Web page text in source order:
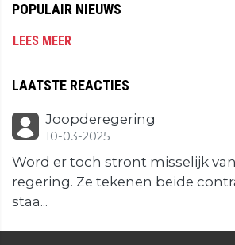
POPULAIR NIEUWS
LEES MEER
LAATSTE REACTIES
Joopderegering
10-03-2025
Word er toch stront misselijk
regering. Ze tekenen beide
staa...